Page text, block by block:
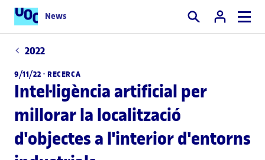
News Cercar
2022
9/11/22 · RECERCA
Intel·ligència artificial per
millorar la localització
d'objectes a l'interior d'entorns